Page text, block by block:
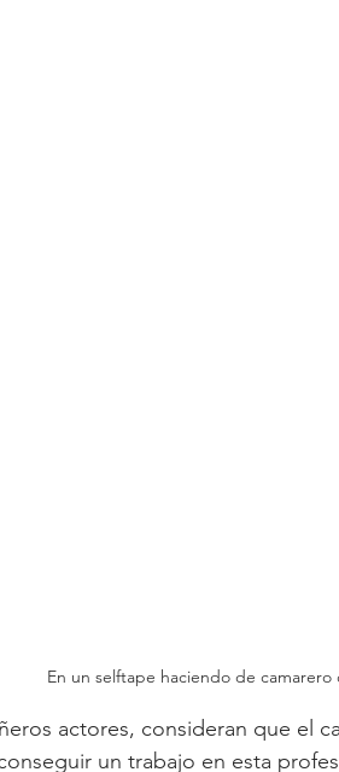
En un selftape haciendo de camarero
actores, consideran que el
un trabajo en esta